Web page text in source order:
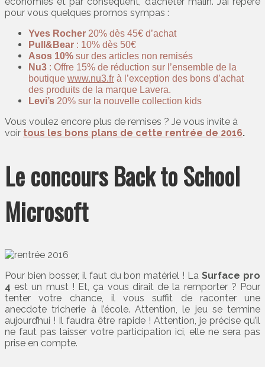
pour vous quelques promos sympas :
Yves Rocher 20% dès 45€ d’achat
Pull&Bear : 10% dès 50€
Asos 10% sur des articles non remisés
Nu3 : Offre 15% de réduction sur l’ensemble de la
boutique www.nu3.fr à l’exception des bons d’achat
des produits de la marque Lavera.
Levi’s 20% sur la nouvelle collection kids
Vous voulez encore plus de remises ? Je vous invite à
voir tous les bons plans de cette rentrée de 2016.
Le concours Back to School
Microsoft
Pour bien bosser, il faut du bon matériel ! LaSurface pro
4 est un must ! Et, ça vous dirait de la remporter ? Pour
tenter votre chance, il vous suffit de raconter une
anecdote tricherie à l’école. Attention, le jeu se termine
aujourd’hui ! Il faudra être rapide ! Attention, je précise qu’il
ne faut pas laisser votre participation ici, elle ne sera pas
prise en compte.